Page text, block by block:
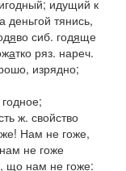
идущий к
деньгой тянись,
яво сиб. годяще
атко ряз. нареч.
изрядно;
ж. свойство
Нам не гоже,
не гоже
що нам не гоже: